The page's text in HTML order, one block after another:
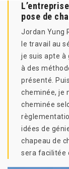
pose de
Jordan Yung
le travail au
je suis apte à
à des
présenté.
cheminée, je
cheminée
idées de
chapeau de
sera facilitée